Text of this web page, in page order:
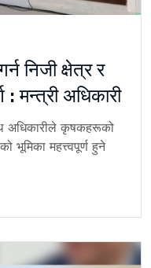
निजी क्षेत्र र
: मन्त्री अधिकारी
अधिकारीले कृषकहरूको
भूमिका महत्त्वपूर्ण हुने